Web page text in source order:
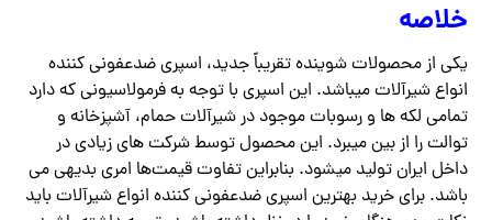
خلاصه
یکی از محصولات شوینده تقریباً جدید، اسپری ضدعفونی کننده
انواع شیرآلات میباشد. این اسپری با توجه به فرمولاسیونی که دارد
تمامی لکه ها و رسوبات موجود در شیرآلات حمام، آشپزخانه و
توالت را از بین میبرد. این محصول توسط شرکت های زیادی در
داخل ایران تولید میشود. بنابراین تفاوت قیمت‌ها امری بدیهی می
باشد. برای خرید بهترین اسپری ضدعفونی کننده انواع شیرآلات باید